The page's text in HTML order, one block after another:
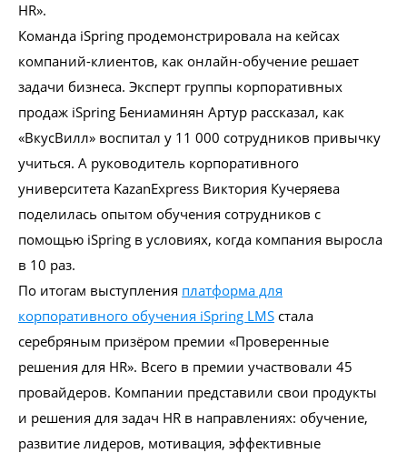
HR».
Команда iSpring продемонстрировала на кейсах
компаний-клиентов, как онлайн-обучение решает
задачи бизнеса. Эксперт группы корпоративных
продаж iSpring Бениаминян Артур рассказал, как
«ВкусВилл» воспитал у 11 000 сотрудников привычку
учиться. А руководитель корпоративного
университета KazanExpress Виктория Кучеряева
поделилась опытом обучения сотрудников с
помощью iSpring в условиях, когда компания выросла
в 10 раз.
По итогам выступления платформа для
корпоративного обучения iSpring LMS стала
серебряным призёром премии «Проверенные
решения для HR». Всего в премии участвовали 45
провайдеров. Компании представили свои продукты
и решения для задач HR в направлениях: обучение,
развитие лидеров, мотивация, эффективные